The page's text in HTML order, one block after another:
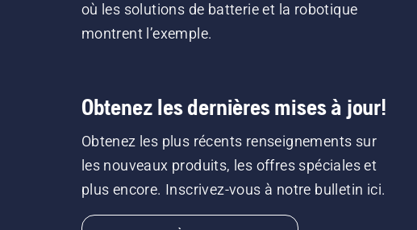
où les solutions de batterie et la robotique
montrent l’exemple.
Obtenez les dernières mises à jour!
Obtenez les plus récents renseignements sur
les nouveaux produits, les offres spéciales et
plus encore. Inscrivez-vous à notre bulletin ici.